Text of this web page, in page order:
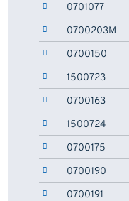
0701077
0700203M
0700150
1500723
0700163
1500724
0700175
0700190
0700191